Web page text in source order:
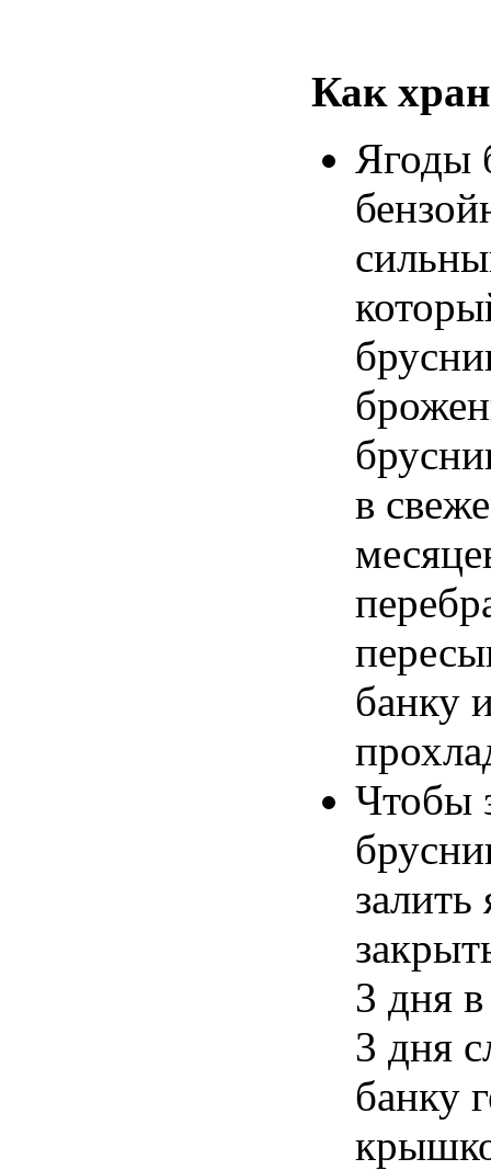
Как
Ягоды
в
банку
Чтобы
3 дня
3 дня
банку